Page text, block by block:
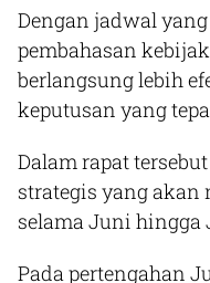
Dengan jadwal
pembahasan
berlangsung lebih
keputusan yang
Dalam rapat
strategis yang akan
selama Juni hingga
Pada pertengahan